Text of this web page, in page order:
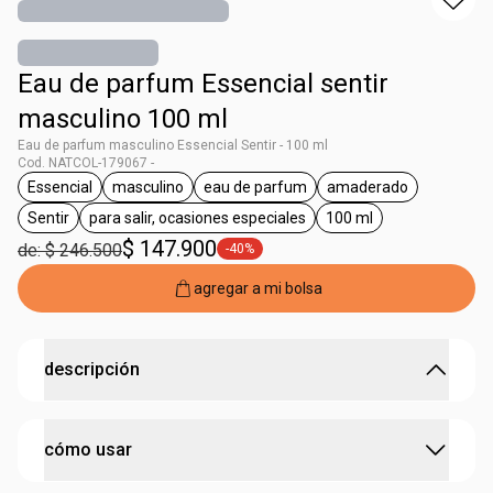
Eau de parfum Essencial sentir
masculino 100 ml
Eau de parfum masculino Essencial Sentir - 100 ml
Cod. NATCOL-179067 -
general.tag Essencial
Essencial
general.tag masculino
masculino
general.tag eau de parfum
eau de parfum
general.tag
amaderado
general.tag Sentir
Sentir
general.tag para salir, ocasiones
para salir, ocasiones especiales
general.tag 100 ml
100 ml
de: $ 246.500$ 147.900 general.tag -40%
-40%
agregar a mi bolsa
descripción
presencia.
cómo usar